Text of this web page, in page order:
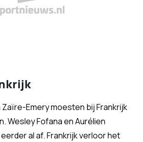
Emery moesten bij Frankrijk
Wesley Fofana en Aurélien
al af. Frankrijk verloor het